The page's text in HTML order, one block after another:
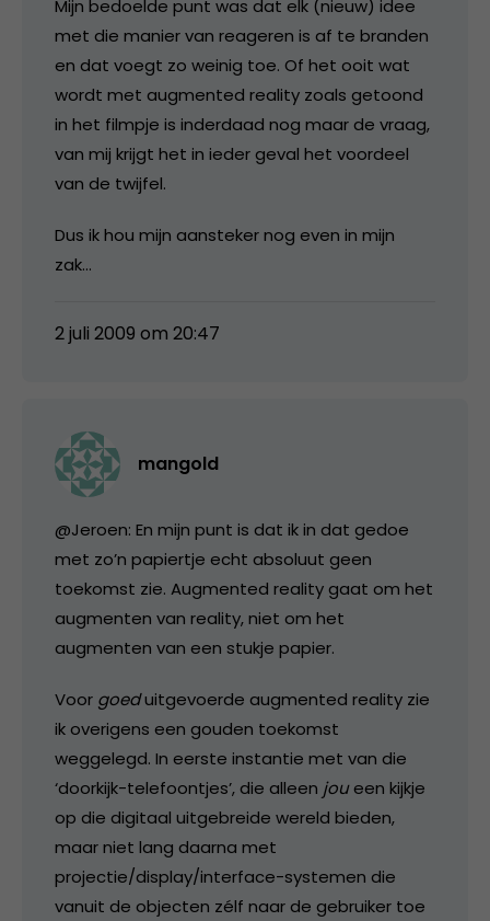
Mijn bedoelde punt was dat elk (nieuw) idee
met die manier van reageren is af te branden
en dat voegt zo weinig toe. Of het ooit wat
wordt met augmented reality zoals getoond
in het filmpje is inderdaad nog maar de vraag,
van mij krijgt het in ieder geval het voordeel
van de twijfel.
Dus ik hou mijn aansteker nog even in mijn
zak…
2 juli 2009 om 20:47
mangold
@Jeroen: En mijn punt is dat ik in dat gedoe
met zo’n papiertje echt absoluut geen
toekomst zie. Augmented reality gaat om het
augmenten van reality, niet om het
augmenten van een stukje papier.
Voor goeduitgevoerde augmented reality zie
ik overigens een gouden toekomst
weggelegd. In eerste instantie met van die
‘doorkijk-telefoontjes’, die alleen joueen kijkje
op die digitaal uitgebreide wereld bieden,
maar niet lang daarna met
projectie/display/interface-systemen die
vanuit de objecten zélf naar de gebruiker toe